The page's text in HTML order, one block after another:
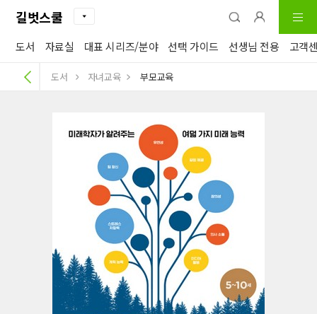
길벗스쿨
도서 자료실 대표 시리즈/분야 선택 가이드 선생님 전용 고객
도서 자녀교육 부모교육